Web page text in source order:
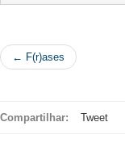
← F(r)ases
Compartilhar: Tweet